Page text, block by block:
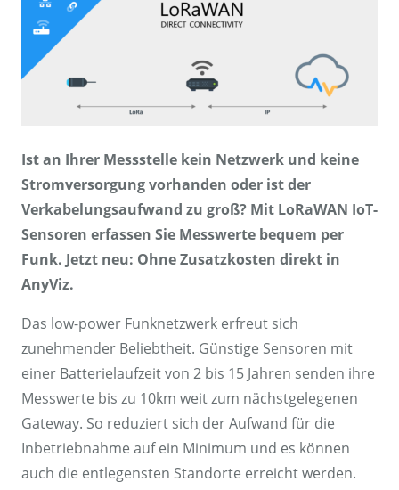
Ist an Ihrer Messstelle kein Netzwerk und keine
Stromversorgung vorhanden oder ist der
Verkabelungsaufwand zu groß? Mit LoRaWAN IoT-
Sensoren erfassen Sie Messwerte bequem per
Funk. Jetzt neu: Ohne Zusatzkosten direkt in
AnyViz.
Das low-power Funknetzwerk erfreut sich
zunehmender Beliebtheit. Günstige Sensoren mit
einer Batterielaufzeit von 2 bis 15 Jahren senden ihre
Messwerte bis zu 10km weit zum nächstgelegenen
Gateway. So reduziert sich der Aufwand für die
Inbetriebnahme auf ein Minimum und es können
auch die entlegensten Standorte erreicht werden.